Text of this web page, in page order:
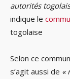
autorités
indique le
togolaise
Selon ce
s’agit aussi de «